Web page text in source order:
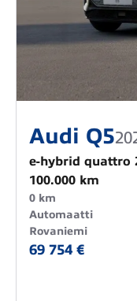
Audi Q5
e-hybrid quattro
100.000 km
0 km
Automaatti
Rovaniemi
69 754 €